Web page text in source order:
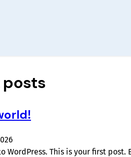
WordPress. This is your first